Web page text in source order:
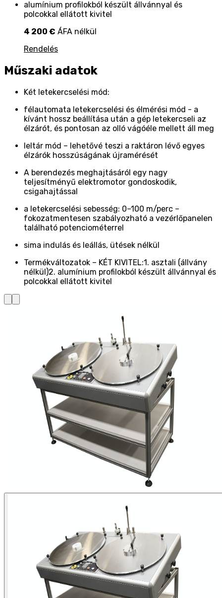
alumínium profilokból készült állvánnyal és
polcokkal ellátott kivitel
4 200 € ÁFA nélkül
Rendelés
Műszaki adatok
Két letekercselési mód:
félautomata letekercselési és élmérési mód - a
kívánt hossz beállítása után a gép letekercseli az
élzárót, és pontosan az olló vágóéle mellett áll meg
leltár mód – lehetővé teszi a raktáron lévő egyes
élzárók hosszúságának újramérését
A berendezés meghajtásáról egy nagy
teljesítményű elektromotor gondoskodik,
csigahajtással
a letekercselési sebesség: 0–100 m/perc –
fokozatmentesen szabályozható a vezérlőpanelen
található potenciométerrel
sima indulás és leállás, ütések nélkül
Termékváltozatok – KÉT KIVITEL:1. asztali (állvány
nélkül)2. alumínium profilokból készült állvánnyal és
polcokkal ellátott kivitel